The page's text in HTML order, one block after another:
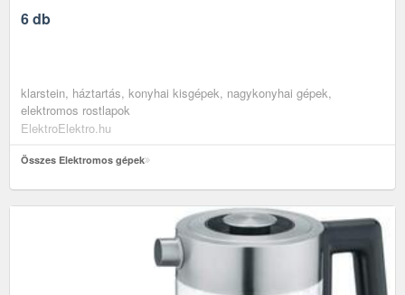
6 db
klarstein, háztartás, konyhai kisgépek, nagykonyhai gépek,
elektromos rostlapok
ElektroElektro.hu
Összes Elektromos gépek